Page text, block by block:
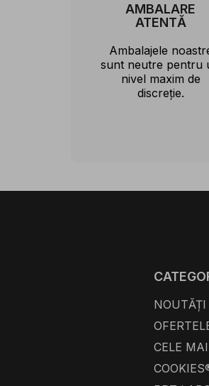
AMBALARE
ATENTĂ
Ambalajele
sunt neutre pentru
nivel maxim de
discreție.
NOUTĂȚI
CELE